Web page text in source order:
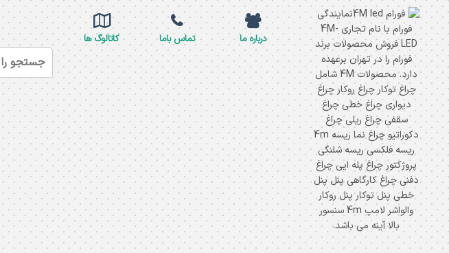
درباره ما تماس باما کاتالوگ ها